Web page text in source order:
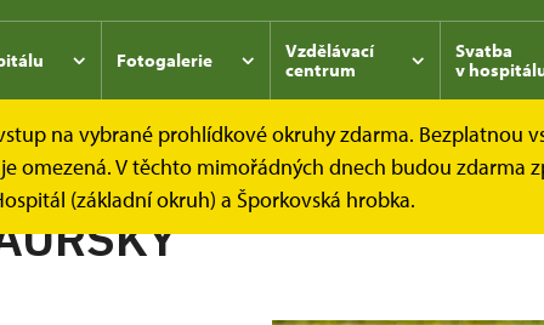
Fotogalerie
Vzdělávací
centrum
Svatba
v
na vybrané prohlídkové okruhy zdarma. Bezplatnou
omezená. V těchto mimořádných dnech budou zdarma
(základní okruh) a Šporkovská hrobka.
Kukský herbář - aneb co u nás roste... SLÉZ